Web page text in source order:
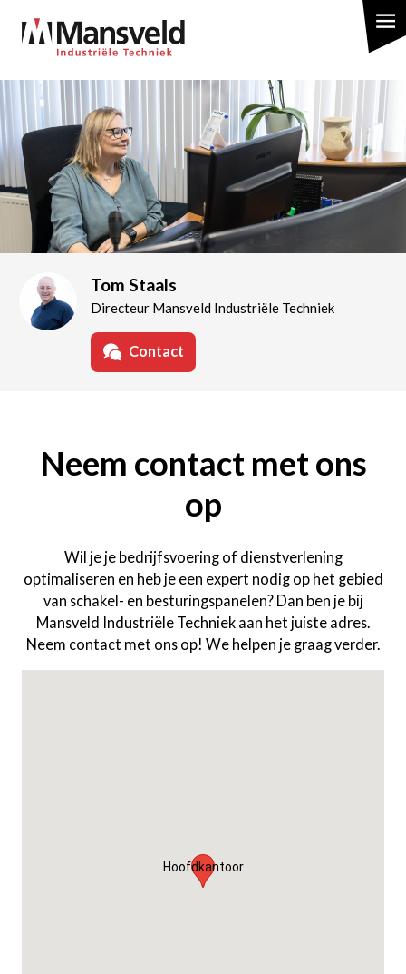
de
inhoud
gaan
Tom Staals
Directeur Mansveld Industriële Techniek
Contact
Neem contact met ons
op
Wil je je bedrijfsvoering of dienstverlening
optimaliseren en heb je een expert nodig op het gebied
van schakel- en besturingspanelen? Dan ben je bij
Mansveld Industriële Techniek aan het juiste adres.
Neem contact met ons op! We helpen je graag verder.
Hoofdkantoor